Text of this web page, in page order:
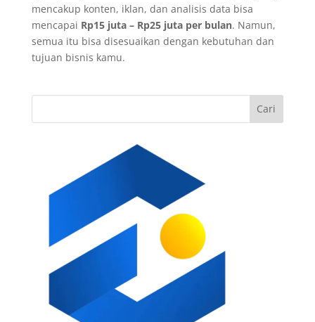
mencakup konten, iklan, dan analisis data bisa
mencapai Rp15 juta – Rp25 juta per bulan. Namun,
semua itu bisa disesuaikan dengan kebutuhan dan
tujuan bisnis kamu.
Cari